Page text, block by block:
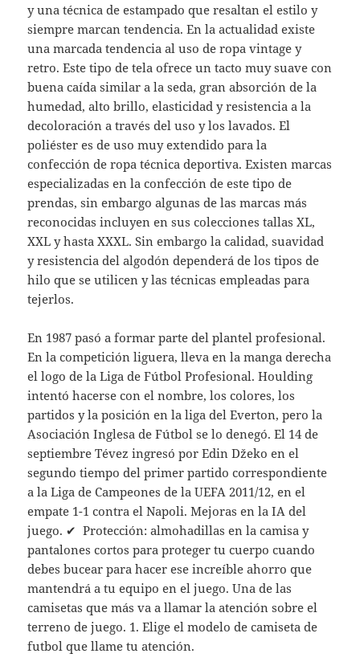
y una técnica de estampado que resaltan el estilo y
siempre marcan tendencia. En la actualidad existe
una marcada tendencia al uso de ropa vintage y
retro. Este tipo de tela ofrece un tacto muy suave con
buena caída similar a la seda, gran absorción de la
humedad, alto brillo, elasticidad y resistencia a la
decoloración a través del uso y los lavados. El
poliéster es de uso muy extendido para la
confección de ropa técnica deportiva. Existen marcas
especializadas en la confección de este tipo de
prendas, sin embargo algunas de las marcas más
reconocidas incluyen en sus colecciones tallas XL,
XXL y hasta XXXL. Sin embargo la calidad, suavidad
y resistencia del algodón dependerá de los tipos de
hilo que se utilicen y las técnicas empleadas para
tejerlos.
En 1987 pasó a formar parte del plantel profesional.
En la competición liguera, lleva en la manga derecha
el logo de la Liga de Fútbol Profesional. Houlding
intentó hacerse con el nombre, los colores, los
partidos y la posición en la liga del Everton, pero la
Asociación Inglesa de Fútbol se lo denegó. El 14 de
septiembre Tévez ingresó por Edin Džeko en el
segundo tiempo del primer partido correspondiente
a la Liga de Campeones de la UEFA 2011/12, en el
empate 1-1 contra el Napoli. Mejoras en la IA del
juego. ✔ ️ Protección: almohadillas en la camisa y
pantalones cortos para proteger tu cuerpo cuando
debes bucear para hacer ese increíble ahorro que
mantendrá a tu equipo en el juego. Una de las
camisetas que más va a llamar la atención sobre el
terreno de juego. 1. Elige el modelo de camiseta de
futbol que llame tu atención.